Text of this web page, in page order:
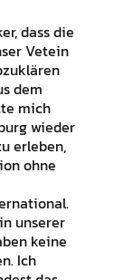
dass die
Vetein
dem
mich
wieder
erleben,
ohne
unserer
keine
Ich